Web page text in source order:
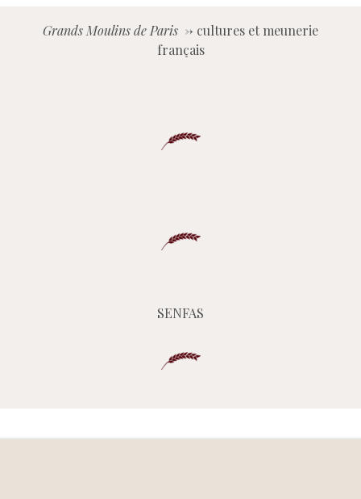
Grands Moulins de Paris -> cultures et meunerie
français
SENFAS